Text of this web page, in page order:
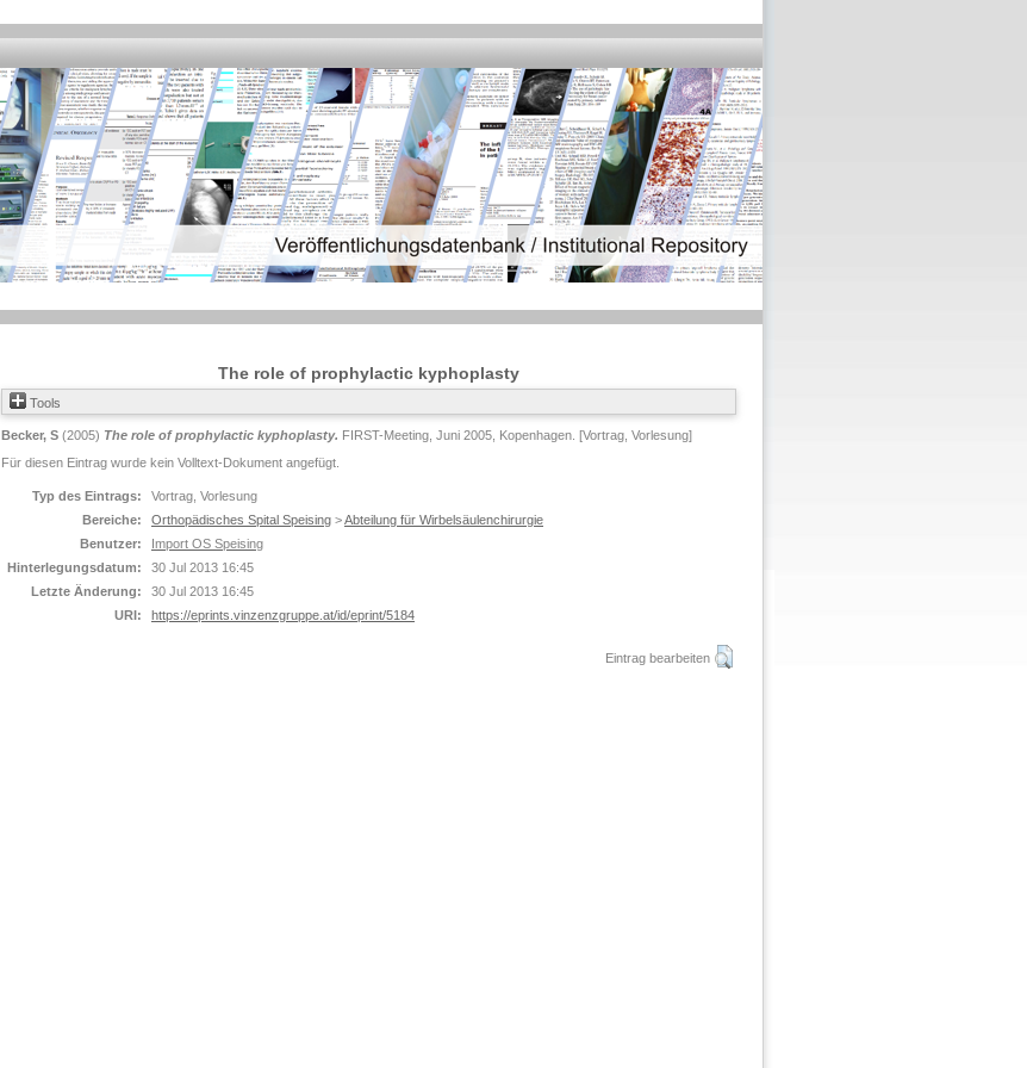
The role of prophylactic kyphoplasty
Tools
Becker, S (2005) The role of prophylactic kyphoplasty. FIRST-Meeting, Juni 2005, Kopenhagen. [Vortrag, Vorlesung]
Für diesen Eintrag wurde kein Volltext-Dokument angefügt.
Typ des Eintrags:
Vortrag, Vorlesung
Bereiche:
Orthopädisches Spital Speising >Abteilung für Wirbelsäulenchirurgie
Benutzer:
Import OS Speising
Hinterlegungsdatum:
30 Jul 2013 16:45
Letzte Änderung:
30 Jul 2013 16:45
URI:
https://eprints.vinzenzgruppe.at/id/eprint/5184
Eintrag bearbeiten